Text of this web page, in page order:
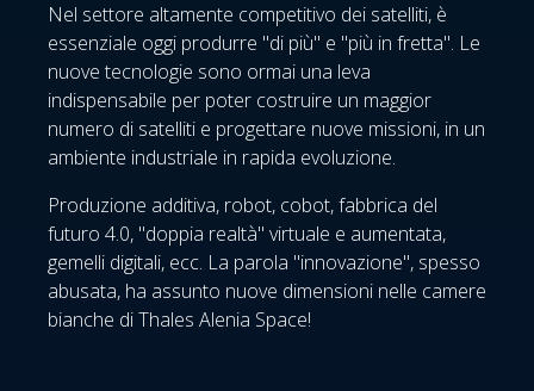
Nel settore altamente competitivo dei satelliti, è
essenziale oggi produrre "di più" e "più in fretta". Le
nuove tecnologie sono ormai una leva
indispensabile per poter costruire un maggior
numero di satelliti e progettare nuove missioni, in un
ambiente industriale in rapida evoluzione.
Produzione additiva, robot, cobot, fabbrica del
futuro 4.0, "doppia realtà" virtuale e aumentata,
gemelli digitali, ecc. La parola "innovazione", spesso
abusata, ha assunto nuove dimensioni nelle camere
bianche di Thales Alenia Space!